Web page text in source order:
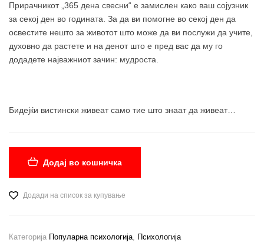
Прирачникот „365 дена свесни“ е замислен како ваш сојузник
за секој ден во годината. За да ви помогне во секој ден да
освестите нешто за животот што може да ви послужи да учите,
духовно да растете и на денот што е пред вас да му го
додадете најважниот зачин: мудроста.
Бидејќи вистински живеат само тие што знаат да живеат…
Додај во кошничка
Додади на список за купување
Категорија Популарна психологија, Психологија